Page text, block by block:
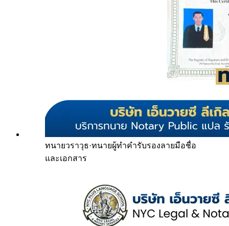
ทนายวราวุธ·ทนายผู้ทำคำรับรองลายมือชื่อ
และเอกสาร